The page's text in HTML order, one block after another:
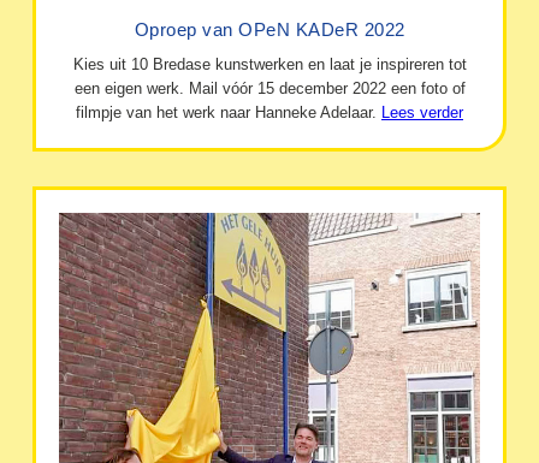
Oproep van OPeN KADeR 2022
Kies uit 10 Bredase kunstwerken en laat je inspireren tot
een eigen werk. Mail vóór 15 december 2022 een foto of
filmpje van het werk naar Hanneke Adelaar.
Lees verder